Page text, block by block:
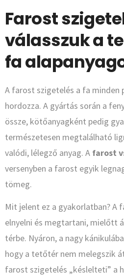
Farost
válasszuk a
fa
A farost szigetelés a fa minden
hordozza. A gyártás során a
össze, kötőanyagként pedig
természetesen megtalálható
valódi, lélegző anyag. A farost
versenyben a farost egyik
tömeg.
Mit jelent ez a gyakorlatban? A
elnyelni és megtartani, mielőtt
térbe. Nyáron, a nagy
hogy a tetőtér nem melegszik
farost szigetelés „késlelteti” a